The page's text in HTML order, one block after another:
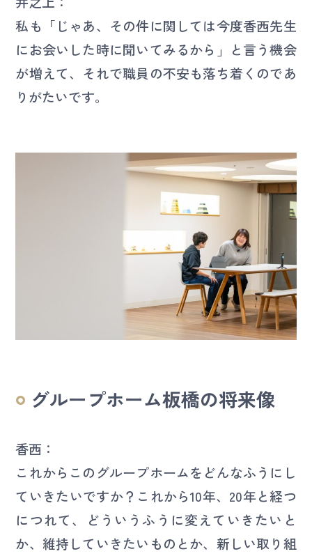
私も「じゃあ、その件に関しては今度香西先生
にお会いした時に聞いてみるから」と言う機会
が増えて、それで職員の不安も落ち着くのであ
りがたいです。
グループホーム板橋の将来像
香西：
これからこのグループホームをどんなふうにし
ていきたいですか？これから10年、20年と経つ
につれて、どういうふうに変えていきたいと
か、維持していきたいものとか、新しい取り組